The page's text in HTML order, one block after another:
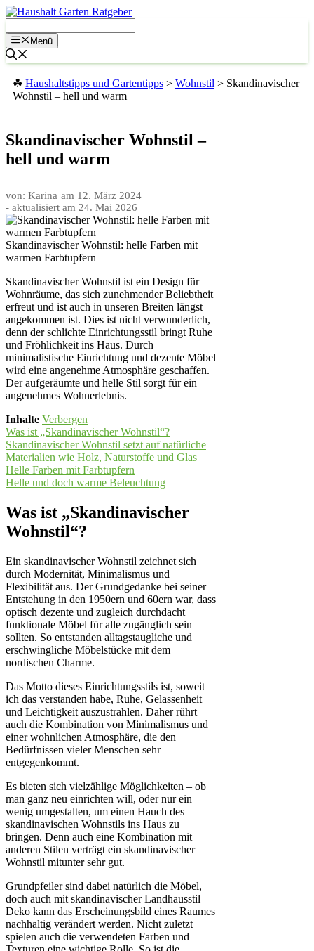
Zum
springenMenü
☘ Haushaltstipps und Gartentipps > Wohnstil > Skandinavischer
Wohnstil – hell und warm
Skandinavischer Wohnstil –
hell und warm
von: Karina am 12. März 2024
- aktualisiert am 24. Mai 2026
Skandinavischer Wohnstil: helle Farben mit
warmen Farbtupfern
Skandinavischer Wohnstil ist ein Design für
Wohnräume, das sich zunehmender Beliebtheit
erfreut und ist auch in unseren Breiten längst
angekommen ist. Dies ist nicht verwunderlich,
denn der schlichte Einrichtungsstil bringt Ruhe
und Fröhlichkeit ins Haus. Durch
minimalistische Einrichtung und dezente Möbel
wird eine angenehme Atmosphäre geschaffen.
Der aufgeräumte und helle Stil sorgt für ein
angenehmes Wohnerlebnis.
Inhalte Verbergen
Was ist „Skandinavischer Wohnstil“?
Skandinavischer Wohnstil setzt auf natürliche
Materialien wie Holz, Naturstoffe und Glas
Helle Farben mit Farbtupfern
Helle und doch warme Beleuchtung
Was ist „Skandinavischer
Wohnstil“?
Ein skandinavischer Wohnstil zeichnet sich
durch Modernität, Minimalismus und
Flexibilität aus. Der Grundgedanke bei seiner
Entstehung in den 1950ern und 60ern war, dass
optisch dezente und zugleich durchdacht
funktionale Möbel für alle zugänglich sein
sollten. So entstanden alltagstaugliche und
erschwingliche Möbelstücke mit dem
nordischen Charme.
Das Motto dieses Einrichtungsstils ist, soweit
ich das verstanden habe, Ruhe, Gelassenheit
und Leichtigkeit auszustrahlen. Daher rührt
auch die Kombination von Minimalismus und
einer wohnlichen Atmosphäre, die den
Bedürfnissen vieler Menschen sehr
entgegenkommt.
Es bieten sich vielzählige Möglichkeiten – ob
man ganz neu einrichten will, oder nur ein
wenig umgestalten, um einen Hauch des
skandinavischen Wohnstils ins Haus zu
bringen. Denn auch eine Kombination mit
anderen Stilen verträgt ein skandinavischer
Wohnstil mitunter sehr gut.
Grundpfeiler sind dabei natürlich die Möbel,
doch auch mit skandinavischer Landhausstil
Deko kann das Erscheinungsbild eines Raumes
nachhaltig verändert werden. Nicht zuletzt
spielen auch die verwendeten Farben und